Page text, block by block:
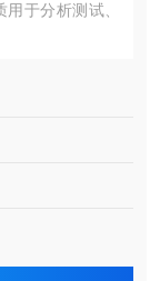
于分析测试、